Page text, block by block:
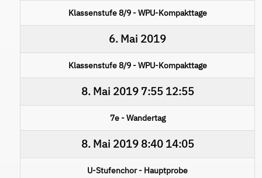
Klassenstufe 8/9 - WPU-Kompakttage
6. Mai 2019
Klassenstufe 8/9 - WPU-Kompakttage
8. Mai 20197:55 12:55
7e - Wandertag
8. Mai 20198:40 14:05
U-Stufenchor - Hauptprobe